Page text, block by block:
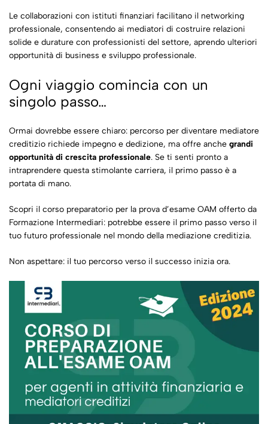
Le collaborazioni con istituti finanziari facilitano il networking
professionale, consentendo ai mediatori di costruire relazioni
solide e durature con professionisti del settore, aprendo ulteriori
opportunità di business e sviluppo professionale.
Ogni viaggio comincia con un
singolo passo…
Ormai dovrebbe essere chiaro: percorso per diventare mediatore
creditizio richiede impegno e dedizione, ma offre anche grandi
opportunità di crescita professionale. Se ti senti pronto a
intraprendere questa stimolante carriera, il primo passo è a
portata di mano.
Scopri il corso preparatorio per la prova d’esame OAM offerto da
Formazione Intermediari: potrebbe essere il primo passo verso il
tuo futuro professionale nel mondo della mediazione creditizia.
Non aspettare: il tuo percorso verso il successo inizia ora.